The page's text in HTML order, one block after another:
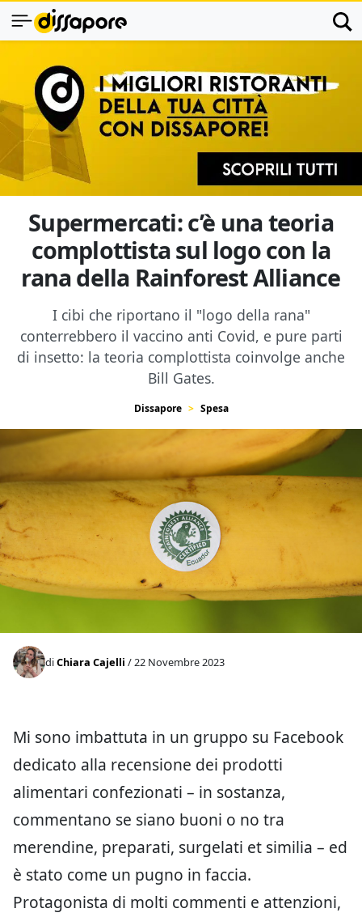
Supermercati: c’è una teoria
complottista sul logo con la
rana della Rainforest Alliance
I cibi che riportano il "logo della rana"
conterrebbero il vaccino anti Covid, e pure parti
di insetto: la teoria complottista coinvolge anche
Bill Gates.
Dissapore Spesa
diChiara Cajelli / 22 Novembre 2023
Mi sono imbattuta in un gruppo su Facebook
dedicato alla recensione dei prodotti
alimentari confezionati – in sostanza,
commentano se siano buoni o no tra
merendine, preparati, surgelati et similia – ed
è stato come un pugno in faccia.
Protagonista di molti commenti e attenzioni,